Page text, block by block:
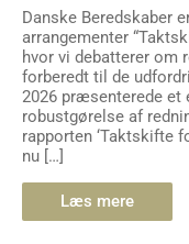
Danske Beredskaber
arrangementer
hvor vi debatterer om
forberedt til de
2026 præsenterede et
robustgørelse af
rapporten ‘Taktskifte
nu […]
Læs mere